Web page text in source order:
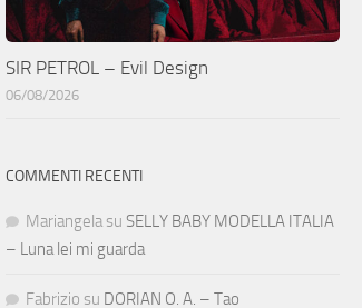
SIR PETROL – Evil Design
06/08/2026
COMMENTI RECENTI
Mariangela su SELLY BABY MODELLA ITALIA
– Luna lei mi guarda
Fabrizio su DORIAN O. A. – Tao